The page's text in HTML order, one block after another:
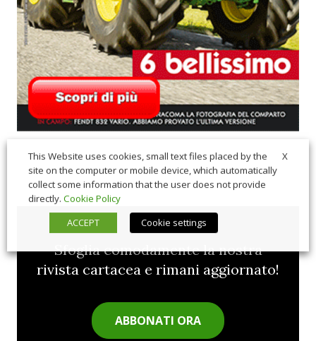
Sfoglia comodamente la nostra
rivista cartacea e rimani aggiornato!
ABBONATI ORA
X
This Website uses cookies, small text files placed by the
site on the computer or mobile device, which automatically
collect some information that the user does not provide
directly. Cookie Policy
ACCEPT
Cookie settings